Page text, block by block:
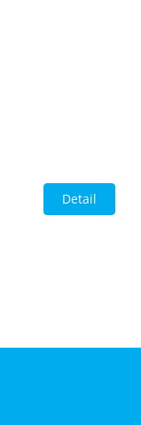
Detail